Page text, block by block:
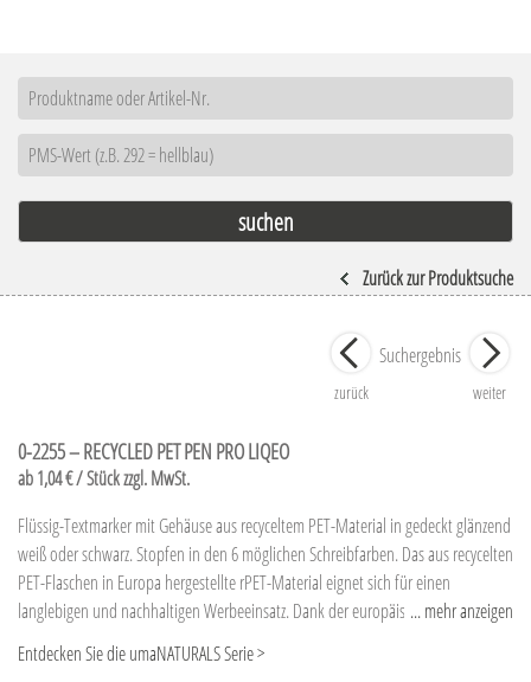
Zurück zur Produktsuche
0-2255 – RECYCLED PET PEN PRO LIQEO
ab 1,04 € / Stück zzgl. MwSt.
Flüssig-Textmarker mit Gehäuse aus recyceltem PET-Material in gedeckt glänzend
weiß oder schwarz. Stopfen in den 6 möglichen Schreibfarben. Das aus recycelten
PET-Flaschen in Europa hergestellte rPET-Material eignet sich für einen
langlebigen und nachhaltigen Werbeeinsatz. Dank der europäischen und
ClimatePartner-zertifizierten Produktion leistet der uma RECYCLED PET PEN PRO
LIQEO einen zusätzlichen nachhaltigen Beitrag zur Schonung der Umwelt. Der
... mehr anzeigen
Entdecken Sie die umaNATURALS Serie >
zurück
Suchergebnis
weiter